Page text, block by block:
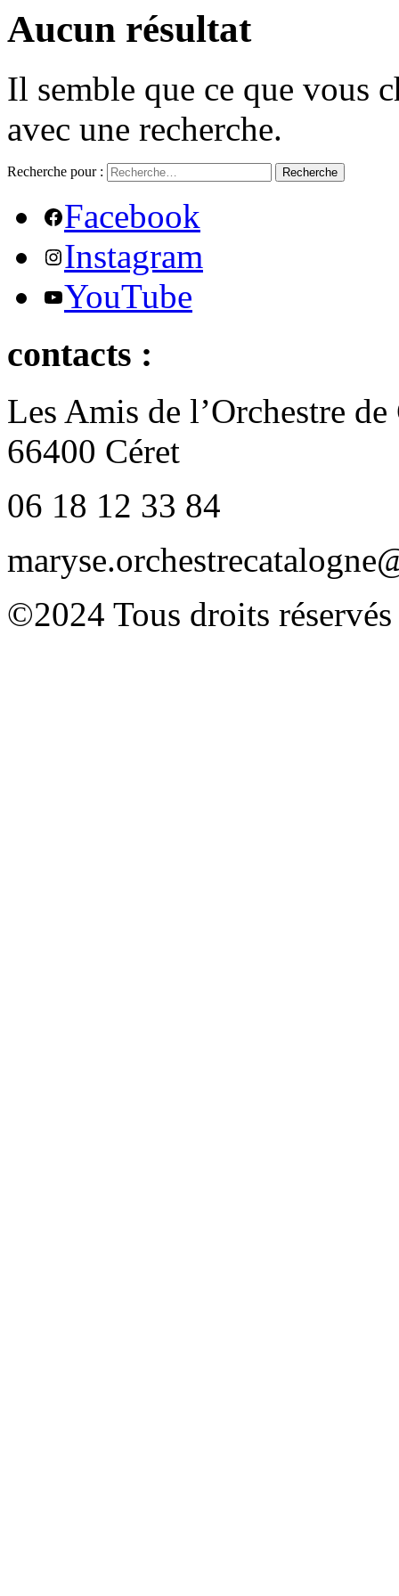
Aucun résultat
Il semble que ce que vous
avec une recherche.
Recherche pour : Recherche
Facebook
Instagram
YouTube
contacts :
Les Amis de l’Orchestre
66400 Céret
06 18 12 33 84
©2024 Tous droits